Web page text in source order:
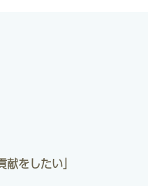
をしたい」